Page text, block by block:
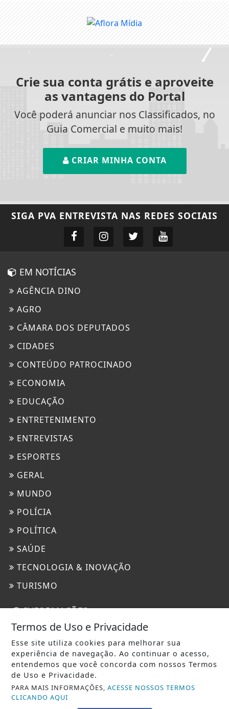
Crie sua conta grátis e aproveite
as vantagens do Portal
Você poderá anunciar nos Classificados, no
Guia Comercial e muito mais!
CRIAR MINHA CONTA
SIGA PVA ENTREVISTA NAS REDES SOCIAIS
EM NOTÍCIAS
AGÊNCIA DINO
AGRO
CÂMARA DOS DEPUTADOS
CIDADES
CONTEÚDO PATROCINADO
ECONOMIA
EDUCAÇÃO
ENTRETENIMENTO
ENTREVISTAS
ESPORTES
GERAL
MUNDO
POLÍCIA
POLÍTICA
SAÚDE
TECNOLOGIA & INOVAÇÃO
TURISMO
INFORMAÇÕES
CONTATO
PAINEL DO USUÁRIO
EXPEDIENTE
TERMOS DE USO E PRIVACIDADE
SOBRE
Termos de Uso e Privacidade
Esse site utiliza cookies para melhorar sua
experiência de navegação. Ao continuar o acesso,
entendemos que você concorda com nossos Termos
de Uso e Privacidade.
PARA MAIS INFORMAÇÕES,ACESSE NOSSOS TERMOS
CLICANDO AQUI